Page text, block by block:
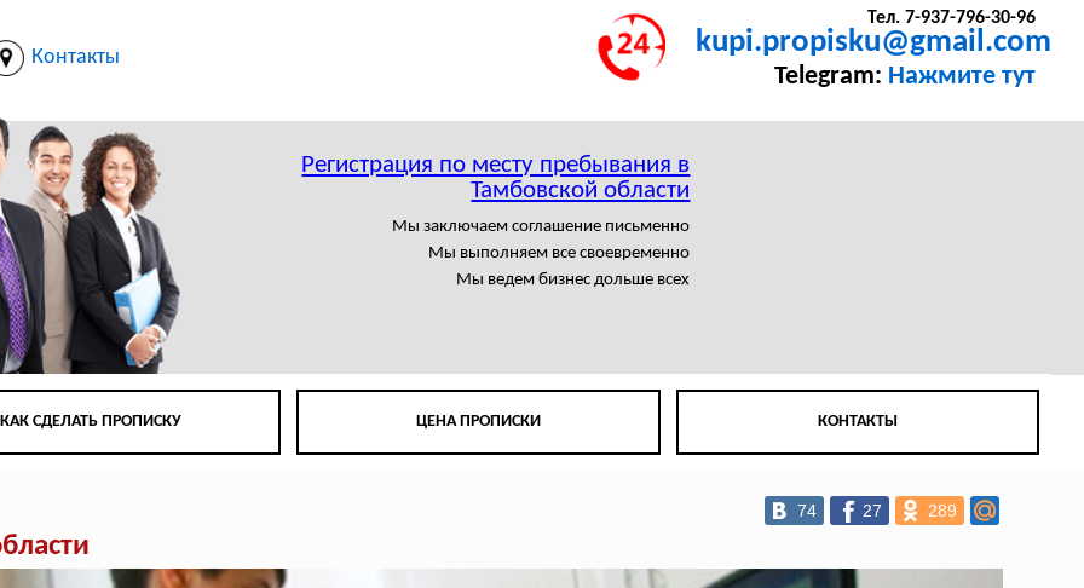
Контакты
Тел. 7-937-796-30-96
kupi.propisku@gmail.com
Telegram: Нажмите тут
Регистрация по месту пребывания в
Тамбовской области
Мы заключаем соглашение письменно
Мы выполняем все своевременно
Мы ведем бизнес дольше всех
КАК СДЕЛАТЬ ПРОПИСКУ ЦЕНА ПРОПИСКИ КОНТАКТЫ
74 27 289